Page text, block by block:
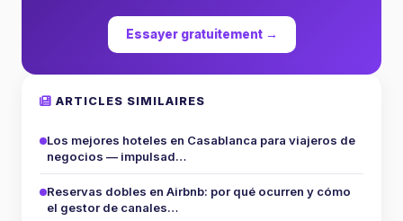
Essayer gratuitement →
ARTICLES SIMILAIRES
Los mejores hoteles en Casablanca para viajeros de
negocios — impulsad…
Reservas dobles en Airbnb: por qué ocurren y cómo
el gestor de canales…